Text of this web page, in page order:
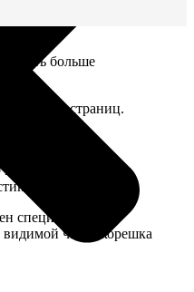
чуть больше
до 100 страниц.
1 мм.
развороты
специальным
части корешка